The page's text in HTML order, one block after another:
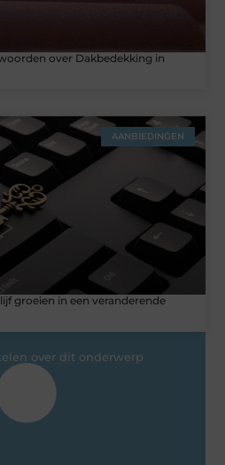
over Dakbedekking in
AANBIEDINGEN
groeien in een veranderende
over dit onderwerp